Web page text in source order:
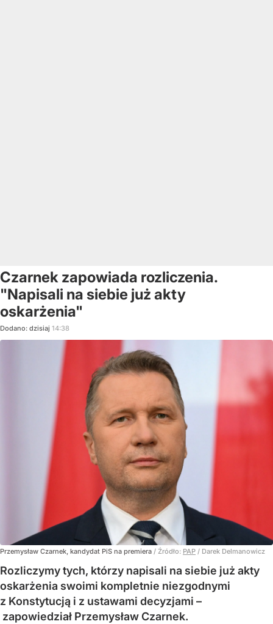
Czarnek zapowiada rozliczenia.
"Napisali na siebie już akty
oskarżenia"
Dodano: dzisiaj 14:38
Przemysław Czarnek, kandydat PiS na premiera / Źródło: PAP / Darek Delmanowicz
Rozliczymy tych, którzy napisali na siebie już akty
oskarżenia swoimi kompletnie niezgodnymi
z Konstytucją i z ustawami decyzjami –
zapowiedział Przemysław Czarnek.